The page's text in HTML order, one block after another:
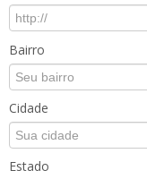
Bairro
Cidade
Estado